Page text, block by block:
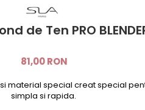
de Ten PRO
81,00 RON
material special creat special
simpla si rapida.